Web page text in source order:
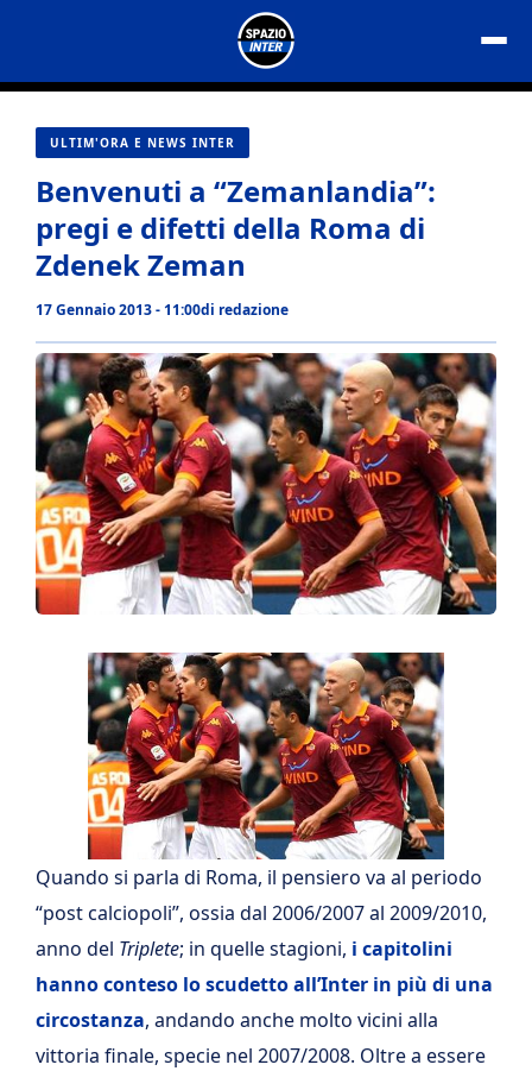
contenuto
ULTIM'ORA E NEWS INTER
Benvenuti a “Zemanlandia”:
pregi e difetti della Roma di
Zdenek Zeman
17 Gennaio 2013 - 11:00di redazione
Quando si parla di Roma, il pensiero va al periodo
“post calciopoli”, ossia dal 2006/2007 al 2009/2010,
anno del Triplete; in quelle stagioni, i capitolini
hanno conteso lo scudetto all’Inter in più di una
circostanza, andando anche molto vicini alla
vittoria finale, specie nel 2007/2008. Oltre a essere